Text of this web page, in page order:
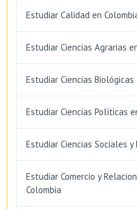
Estudiar Calidad en
Estudiar Ciencias Agrarias
Estudiar Ciencias Biológicas
Estudiar Ciencias Políticas
Estudiar Ciencias Sociales
Estudiar Comercio y
Colombia